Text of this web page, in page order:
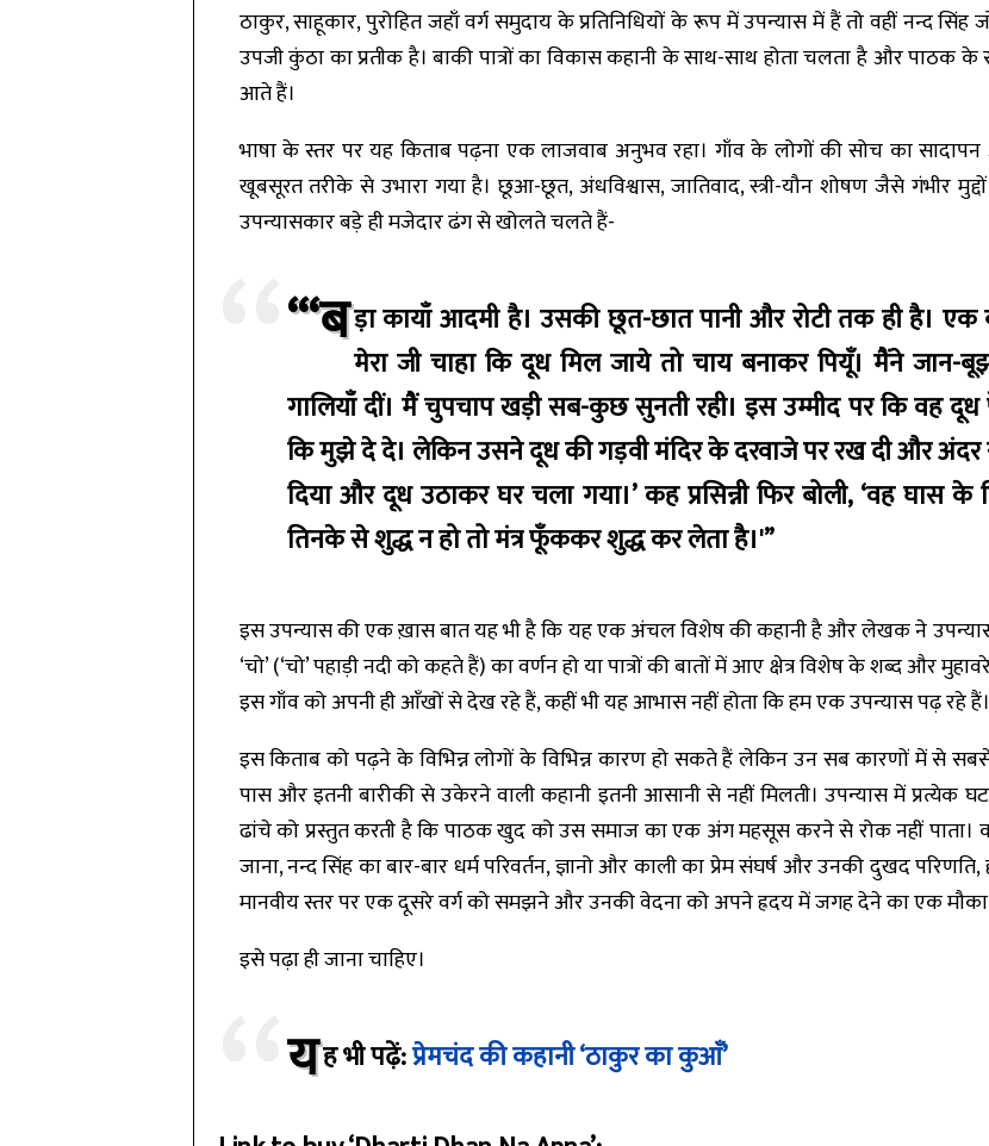
ठाकुर, साहूकार, पुरोहित जहाँ वर्ग समुदाय के प्रतिनिधियों के रूप में उपन्यास में हैं तो वहीं नन्द
उपजी कुंठा का प्रतीक है। बाकी पात्रों का विकास कहानी के साथ-साथ होता चलता है और
आते हैं।
भाषा के स्तर पर यह किताब पढ़ना एक लाजवाब अनुभव रहा। गाँव के लोगों की सोच का
खूबसूरत तरीके से उभारा गया है। छूआ-छूत, अंधविश्वास, जातिवाद, स्त्री-यौन शोषण जैसे गंभीर
उपन्यासकार बड़े ही मजेदार ढंग से खोलते चलते हैं-
“‘बड़ा कायाँ आदमी है। उसकी छूत-छात पानी और रोटी तक ही है। एक
मेरा जी चाहा कि दूध मिल जाये तो चाय बनाकर पियूँ। मैंने
गालियाँ दीं। मैं चुपचाप खड़ी सब-कुछ सुनती रही। इस उम्मीद पर कि वह
कि मुझे दे दे। लेकिन उसने दूध की गड़वी मंदिर के दरवाजे पर रख दी और
दिया और दूध उठाकर घर चला गया।’ कह प्रसिन्नी फिर बोली, ‘वह
तिनके से शुद्ध न हो तो मंत्र फूँककर शुद्ध कर लेता है।'”
इस उपन्यास की एक ख़ास बात यह भी है कि यह एक अंचल विशेष की कहानी है और लेखक ने उपन्यास
‘चो’ (‘चो’ पहाड़ी नदी को कहते हैं) का वर्णन हो या पात्रों की बातों में आए क्षेत्र विशेष के शब्द और
इस गाँव को अपनी ही आँखों से देख रहे हैं, कहीं भी यह आभास नहीं होता कि हम एक उपन्यास पढ़ रहे हैं।
इस किताब को पढ़ने के विभिन्न लोगों के विभिन्न कारण हो सकते हैं लेकिन उन सब कारणों में से
पास और इतनी बारीकी से उकेरने वाली कहानी इतनी आसानी से नहीं मिलती। उपन्यास में
ढांचे को प्रस्तुत करती है कि पाठक खुद को उस समाज का एक अंग महसूस करने से रोक नहीं पाता।
जाना, नन्द सिंह का बार-बार धर्म परिवर्तन, ज्ञानो और काली का प्रेम संघर्ष और उनकी दुखद
मानवीय स्तर पर एक दूसरे वर्ग को समझने और उनकी वेदना को अपने ह्रदय में जगह देने का एक मौका
इसे पढ़ा ही जाना चाहिए।
यह भी पढ़ें:प्रेमचंद की कहानी ‘ठाकुर का कुआँ’